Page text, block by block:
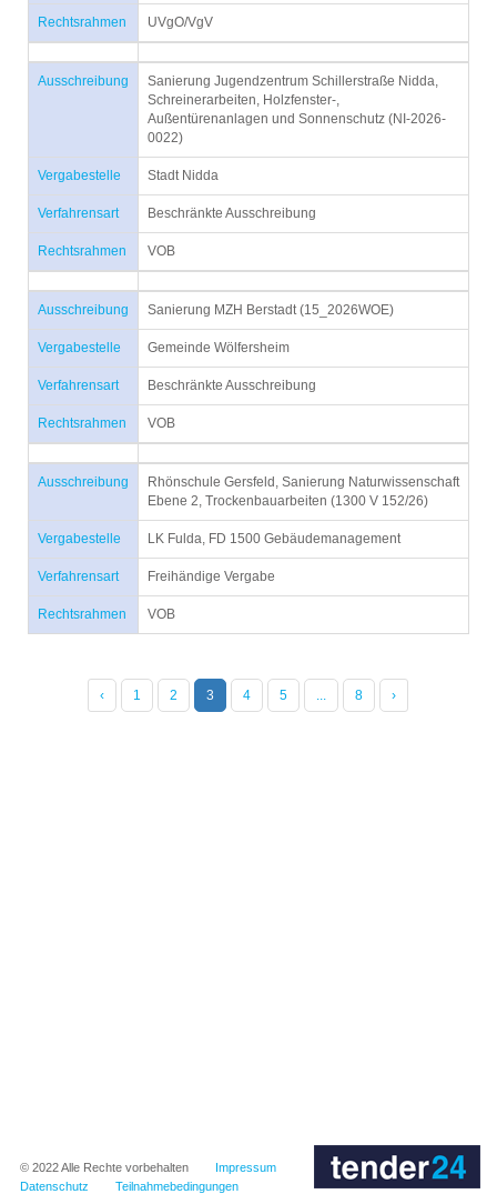
Rechtsrahmen UVgO/VgV
Ausschreibung
Sanierung Jugendzentrum Schillerstraße Nidda,
Schreinerarbeiten, Holzfenster-,
Außentürenanlagen und Sonnenschutz (NI-2026-
0022)
Vergabestelle Stadt Nidda
Verfahrensart Beschränkte Ausschreibung
Rechtsrahmen VOB
Ausschreibung Sanierung MZH Berstadt (15_2026WOE)
Vergabestelle Gemeinde Wölfersheim
Verfahrensart Beschränkte Ausschreibung
Rechtsrahmen VOB
Ausschreibung
Rhönschule Gersfeld, Sanierung Naturwissenschaft
Ebene 2, Trockenbauarbeiten (1300 V 152/26)
Vergabestelle LK Fulda, FD 1500 Gebäudemanagement
Verfahrensart Freihändige Vergabe
Rechtsrahmen VOB
‹ 1 2 3 4 5 ... 8 ›
© 2022Alle Rechte vorbehalten
Impressum
Datenschutz
Teilnahmebedingungen